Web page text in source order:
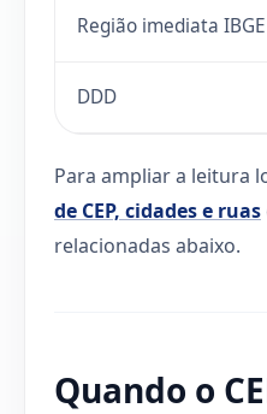
Região imediata IBGE
DDD
Para ampliar a leitura
de CEP, cidades e ruas
relacionadas abaixo.
Quando o